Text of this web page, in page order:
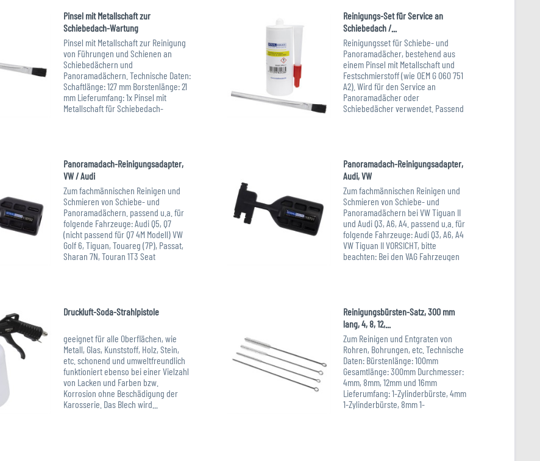
Pinsel mit Metallschaft zur
Schiebedach-Wartung
Pinsel mit Metallschaft zur Reinigung
von Führungen und Schienen an
Schiebedächern und
Panoramadächern. Technische Daten:
Schaftlänge: 127 mm Borstenlänge: 21
mm Lieferumfang: 1x Pinsel mit
Metallschaft für Schiebedach-
Reinigungs-Set für Service an
Schiebedach /...
Reinigungsset für Schiebe- und
Panoramadächer, bestehend aus
einem Pinsel mit Metallschaft und
Festschmierstoff (wie OEM G 060 751
A2). Wird für den Service an
Panoramadächer oder
Schiebedächer verwendet. Passend
Panoramadach-Reinigungsadapter,
VW / Audi
Zum fachmännischen Reinigen und
Schmieren von Schiebe- und
Panoramadächern. passend u.a. für
folgende Fahrzeuge: Audi Q5, Q7
(nicht passend für Q7 4M Modell) VW
Golf 6, Tiguan, Touareg (7P), Passat,
Sharan 7N, Touran 1T3 Seat
Panoramadach-Reinigungsadapter,
Audi, VW
Zum fachmännischen Reinigen und
Schmieren von Schiebe- und
Panoramadächern bei VW Tiguan II
und Audi Q3, A6, A4. passend u.a. für
folgende Fahrzeuge: Audi Q3, A6, A4
VW Tiguan II VORSICHT, bitte
beachten: Bei den VAG Fahrzeugen
Druckluft-Soda-Strahlpistole
geeignet für alle Oberflächen, wie
Metall, Glas, Kunststoff, Holz, Stein,
etc. schonend und umweltfreundlich
funktioniert ebenso bei einer Vielzahl
von Lacken und Farben bzw.
Korrosion ohne Beschädigung der
Karosserie. Das Blech wird...
Reinigungsbürsten-Satz, 300 mm
lang, 4, 8, 12,...
Zum Reinigen und Entgraten von
Rohren, Bohrungen, etc. Technische
Daten: Bürstenlänge: 100mm
Gesamtlänge: 300mm Durchmesser:
4mm, 8mm, 12mm und 16mm
Lieferumfang: 1-Zylinderbürste, 4mm
1-Zylinderbürste, 8mm 1-